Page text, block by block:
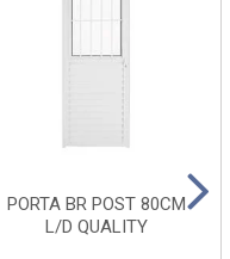
PORTA BR POST 80CM
L/D QUALITY